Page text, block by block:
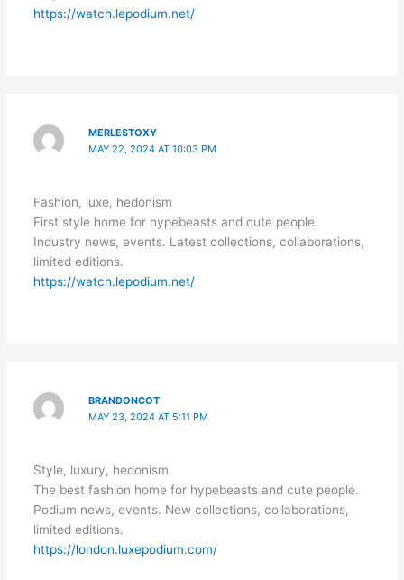
https://watch.lepodium.net/
MERLESTOXY
MAY 22, 2024 AT 10:03 PM
Fashion, luxe, hedonism
First style home for hypebeasts and cute people.
Industry news, events. Latest collections, collaborations,
limited editions.
https://watch.lepodium.net/
BRANDONCOT
MAY 23, 2024 AT 5:11 PM
Style, luxury, hedonism
The best fashion home for hypebeasts and cute people.
Podium news, events. New collections, collaborations,
limited editions.
https://london.luxepodium.com/